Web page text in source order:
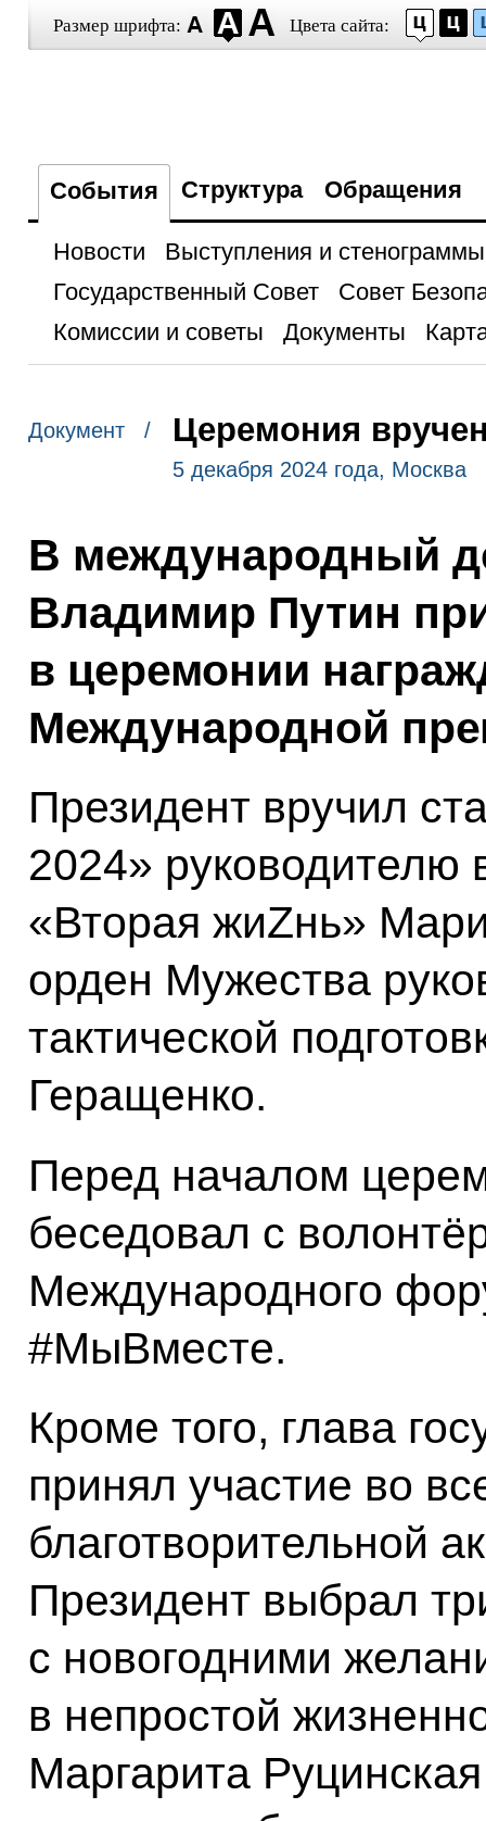
Размер шрифта: Цвета сайта:
События Структура Обращения
Новости
Выступления и стенограммы
Государственный Совет
Совет
Комиссии и советы
Документы
Документ / Церемония
5 декабря 2024 года, Москва
В международный
Владимир Путин
в церемонии
Международной
Президент вручил
2024» руководителю
«Вторая жиZнь»
орден Мужества
тактической
Геращенко.
Перед началом
беседовал с
Международного
#МыВместе.
Кроме того, глава
принял участие во
благотворительной
Президент выбрал
с новогодними
в непростой
Маргарита